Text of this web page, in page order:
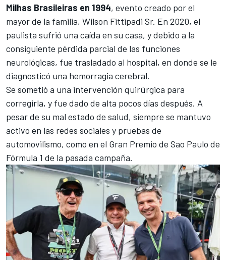
Milhas Brasileiras en 1994, evento creado por el
mayor de la familia, Wilson Fittipadi Sr. En 2020, el
paulista sufrió una caída en su casa, y debido a la
consiguiente pérdida parcial de las funciones
neurológicas, fue trasladado al hospital, en donde se le
diagnosticó una hemorragia cerebral.
Se sometió a una intervención quirúrgica para
corregirla, y fue dado de alta pocos días después. A
pesar de su mal estado de salud, siempre se mantuvo
activo en las redes sociales y pruebas de
automovilismo, como en el Gran Premio de Sao Paulo de
Fórmula 1 de la pasada campaña.